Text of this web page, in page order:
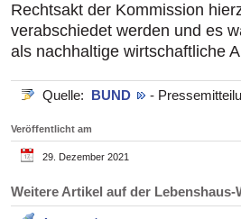
Rechtsakt der Kommission
verabschiedet werden und es
als nachhaltige wirtschaftliche
Quelle: BUND -
Veröffentlicht am
29. Dezember 2021
Weitere Artikel auf der